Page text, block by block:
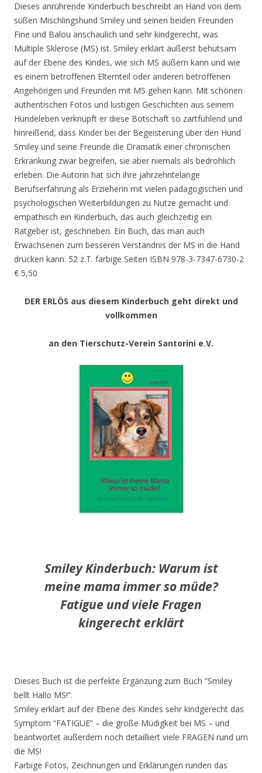
Dieses anrührende Kinderbuch beschreibt an Hand von dem
süßen Mischlingshund Smiley und seinen beiden Freunden
Fine und Balou anschaulich und sehr kindgerecht, was
Multiple Sklerose (MS) ist. Smiley erklärt äußerst behutsam
auf der Ebene des Kindes, wie sich MS äußern kann und wie
es einem betroffenen Elternteil oder anderen betroffenen
Angehörigen und Freunden mit MS gehen kann. Mit schönen
authentischen Fotos und lustigen Geschichten aus seinem
Hundeleben verknüpft er diese Botschaft so zartfühlend und
hinreißend, dass Kinder bei der Begeisterung über den Hund
Smiley und seine Freunde die Dramatik einer chronischen
Erkrankung zwar begreifen, sie aber niemals als bedrohlich
erleben. Die Autorin hat sich ihre jahrzehntelange
Berufserfahrung als Erzieherin mit vielen pädagogischen und
psychologischen Weiterbildungen zu Nutze gemacht und
empathisch ein Kinderbuch, das auch gleichzeitig ein
Ratgeber ist, geschrieben. Ein Buch, das man auch
Erwachsenen zum besseren Verständnis der MS in die Hand
drücken kann. 52 z.T. farbige Seiten ISBN 978-3-7347-6730-2
€ 5,50
DER ERLÖS aus diesem Kinderbuch geht direkt und
vollkommen
an den Tierschutz-Verein Santorini e.V.
Smiley Kinderbuch: Warum ist
meine mama immer so müde?
Fatigue und viele Fragen
kingerecht erklärt
Dieses Buch ist die perfekte Ergänzung zum Buch “Smiley
bellt Hallo MS!”.
Smiley erklärt auf der Ebene des Kindes sehr kindgerecht das
Symptom “FATIGUE” – die große Müdigkeit bei MS – und
beantwortet außerdem noch detailliert viele FRAGEN rund um
die MS!
Farbige Fotos, Zeichnungen und Erklärungen runden das